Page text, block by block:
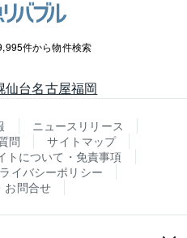
件から物件検索
仙台名古屋福岡
ニュースリリース
問
サイトマップ
トについて・免責事項
イバシーポリシー
お問合せ